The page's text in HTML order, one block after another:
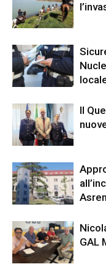
Il
GAL